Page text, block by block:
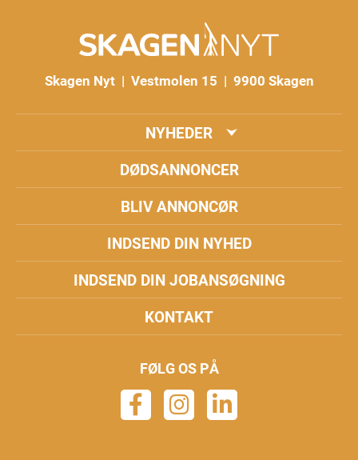
Skagen Nyt | Vestmolen 15 | 9900 Skagen
NYHEDER
DØDSANNONCER
BLIV ANNONCØR
INDSEND DIN NYHED
INDSEND DIN JOBANSØGNING
KONTAKT
FØLG OS PÅ